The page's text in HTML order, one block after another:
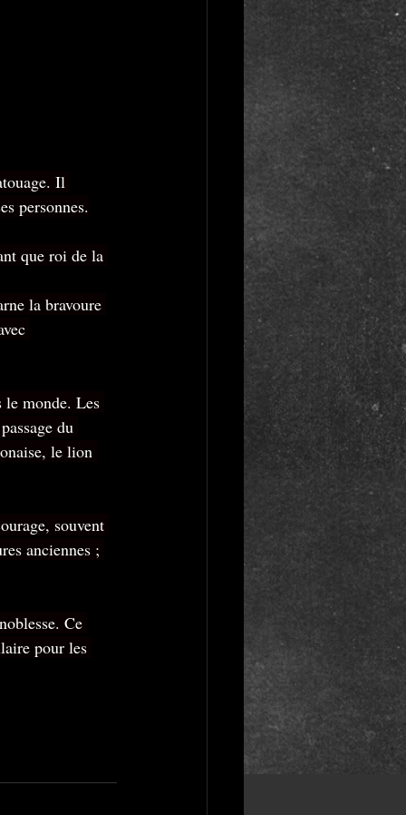
Il
personnes.
que roi de la
la bravoure
le monde. Les
du
le lion
souvent
anciennes ;
Ce
pour les